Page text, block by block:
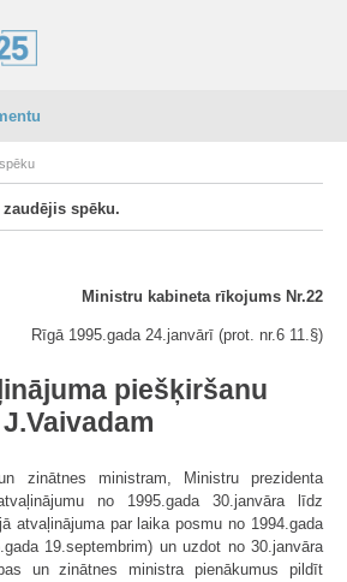
spēku.
Ministru kabineta rīkojums Nr.22
Rīgā 1995.gada 24.janvārī (prot. nr.6 11.§)
piešķiršanu
J.Vaivadam
zinātnes ministram, Ministru prezidenta
no 1995.gada 30.janvāra līdz
atvaļinājuma par laika posmu no 1994.gada
19.septembrim) un uzdot no 30.janvāra
un zinātnes ministra pienākumus pildīt